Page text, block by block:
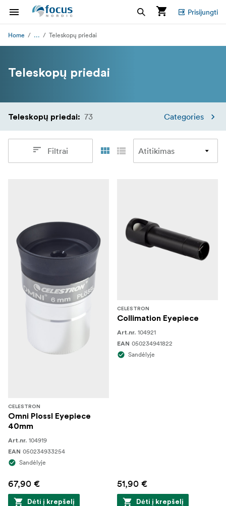
Prisijungti
Home ... Teleskopų priedai
Teleskopų priedai
Teleskopų priedai: 73 Categories
Filtrai
CELESTRON
Omni Plossl Eyepiece
40mm
Art.nr. 104919
EAN 050234933254
Sandėlyje
67,90 €
Dėti į krepšelį
CELESTRON
Collimation Eyepiece
Art.nr. 104921
EAN 050234941822
Sandėlyje
51,90 €
Dėti į krepšelį